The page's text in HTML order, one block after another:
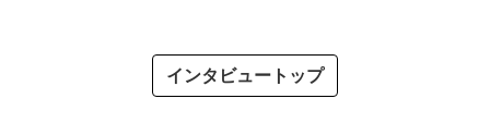
インタビュートップ